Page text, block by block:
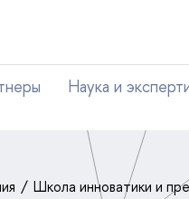
Наука и
Школа инноватики и